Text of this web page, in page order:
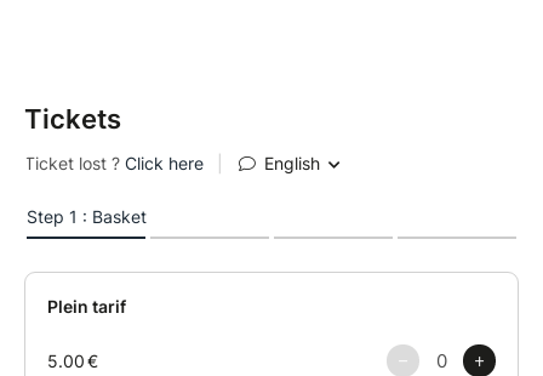
Tickets